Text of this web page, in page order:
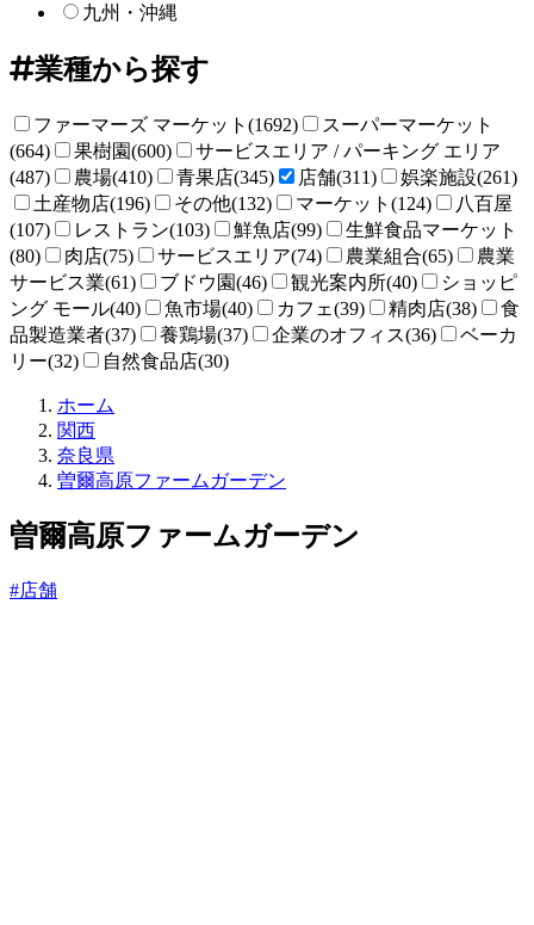
九州・沖縄
業種から探す
ファーマーズ マーケット(1692)
スーパーマーケット
(664)
果樹園(600)
サービスエリア / パーキング エリア
(487)
農場(410) 青果店(345) 店舗(311)
娯楽施設(261)
土産物店(196)
その他(132) マーケット(124)
八百屋
(107)
レストラン(103) 鮮魚店(99)
生鮮食品マーケット
(80)
肉店(75) サービスエリア(74) 農業組合(65)
農業
サービス業(61)
ブドウ園(46) 観光案内所(40)
ショッピ
ング モール(40)
魚市場(40) カフェ(39) 精肉店(38)
食
品製造業者(37)
養鶏場(37) 企業のオフィス(36)
ベーカ
リー(32)
自然食品店(30)
ホーム
ね
と
関西
奈良県
曽爾高原ファームガーデン
曽爾高原ファームガーデン
#店舗